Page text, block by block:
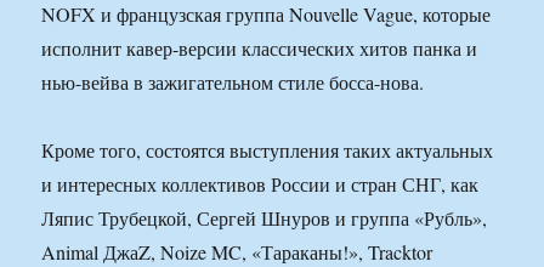
NOFX и французская группа Nouvelle Vague, которые
исполнит кавер-версии классических хитов панка и
нью-вейва в зажигательном стиле босса-нова.
Кроме того, состоятся выступления таких актуальных
и интересных коллективов России и стран СНГ, как
Ляпис Трубецкой, Сергей Шнуров и группа «Рубль»,
Animal ДжаZ, Noize MC, «Тараканы!», Tracktor